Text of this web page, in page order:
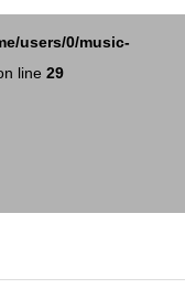
users/0/music-
line 29